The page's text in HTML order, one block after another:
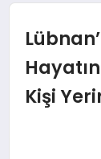
GÜNCEL
TEKNOLOJI
Kişi